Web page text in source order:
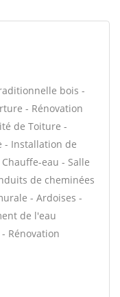
bois -
- Rénovation
de Toiture -
- Installation de
eau - Salle
de cheminées
- Ardoises -
de l'eau
Rénovation